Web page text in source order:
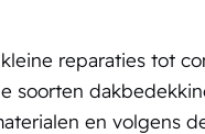
reparaties tot
en volgens